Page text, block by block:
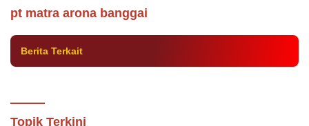
pt matra arona banggai
Batui Banggai Ini Ditangkap Polisi
Berita Terkait
Topik Terkini